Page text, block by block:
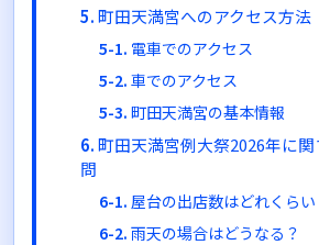
町田天満宮へのアクセス方法
電車でのアクセス
車でのアクセス
町田天満宮の基本情報
町田天満宮例大祭2026年に
問
屋台の出店数はどれくらい
雨天の場合はどうなる？